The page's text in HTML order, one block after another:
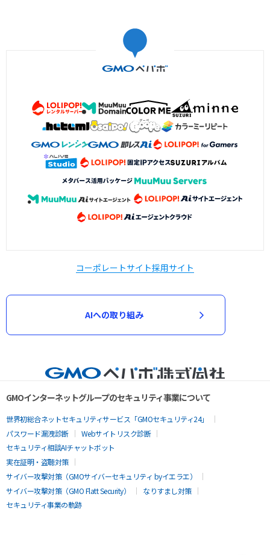
コーポレートサイト採用サイト
AIへの取り組み
GMOインターネットグループのセキュリティ事業について
世界初総合ネットセキュリティサービス「GMOセキュリティ24」
パスワード漏洩診断
Webサイトリスク診断
セキュリティ相談AIチャットボット
実在証明・盗聴対策
サイバー攻撃対策（GMOサイバーセキュリティ byイエラエ）
サイバー攻撃対策（GMO Flatt Security）
なりすまし対策
セキュリティ事業の軌跡